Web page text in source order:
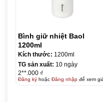
Bình giữ nhiệt Baol
1200ml
Kích thước: 1200ml
TG sản xuất: 10 ngày
2**.000 ₫
Đăng kýhoặc Đăng nhậpđể xem